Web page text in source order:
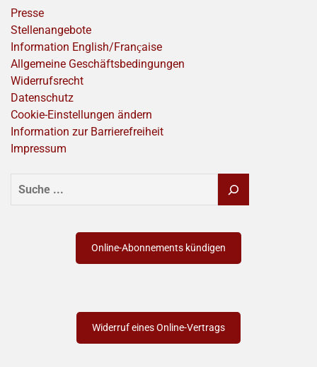
Presse
Stellenangebote
Information English/Franҫaise
Allgemeine Geschäftsbedingungen
Widerrufsrecht
Datenschutz
Cookie-Einstellungen ändern
Information zur Barrierefreiheit
Impressum
SUCHEN
Online-Abonnements kündigen
Widerruf eines Online-Vertrags